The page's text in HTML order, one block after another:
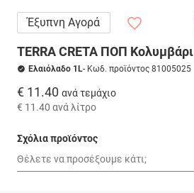
Έξυπνη Αγορά
TERRA CRETA ΠΟΠ Κολυμβάρι
Ελαιόλαδο 1L- Κωδ. προϊόντος 81005025
€ 11.40 ανά τεμάχιο
€ 11.40 ανά λίτρο
Σχόλια προϊόντος